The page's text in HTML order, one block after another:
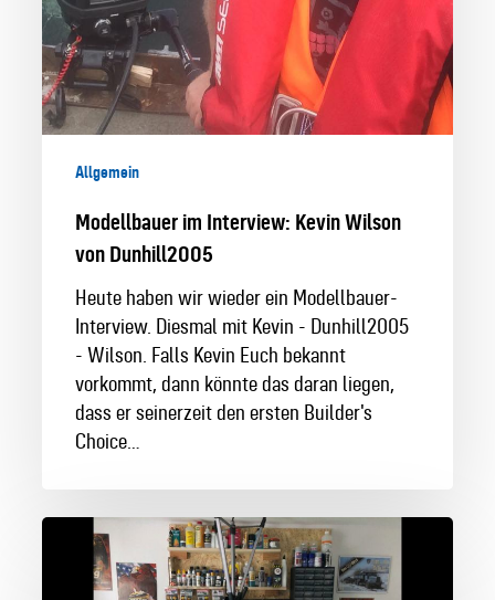
Allgemein
Modellbauer im Interview: Kevin Wilson
von Dunhill2005
Heute haben wir wieder ein Modellbauer-
Interview. Diesmal mit Kevin - Dunhill2005
- Wilson. Falls Kevin Euch bekannt
vorkommt, dann könnte das daran liegen,
dass er seinerzeit den ersten Builder's
Choice…
Modellbauer
Interview: